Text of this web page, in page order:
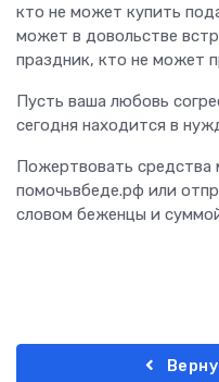
кто не может купить
может в довольстве
праздник, кто не может
Пусть ваша любовь
сегодня находится в
Пожертвовать средства
помочьвбеде.рф или
словом беженцы и